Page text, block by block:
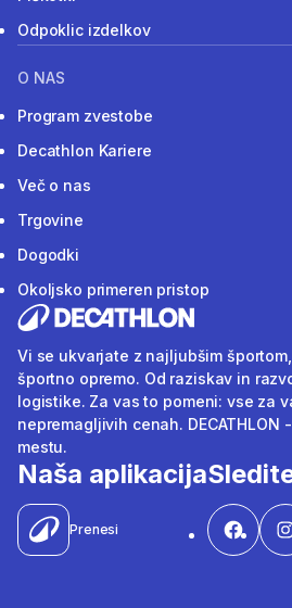
Odpoklic izdelkov
O NAS
Program zvestobe
Decathlon Kariere
Več o nas
Trgovine
Dogodki
Okoljsko primeren pristop
Vi se ukvarjate z najljubšim
športno opremo. Od raziskav in
logistike. Za vas to pomeni: vse za
nepremagljivih cenah.
mestu.
Naša aplikacija
Prenesi